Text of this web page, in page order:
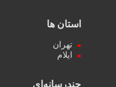
استان ها
تهران
ایلام
چندرسانه‌ای